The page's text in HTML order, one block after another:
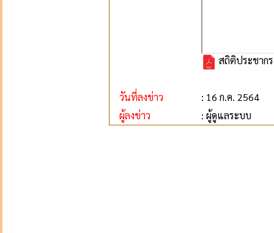
สถิติประชาก
วันที่ลงข่าว
: 16 ก.ค. 2564
ผู้ลงข่าว
: ผู้ดูแลระบบ